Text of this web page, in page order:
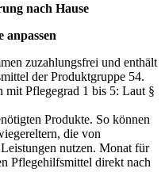
nach Hause
anpassen
zuzahlungsfrei und enthält
der Produktgruppe 54.
mit Pflegegrad 1 bis 5: Laut §
Produkte. So können
die von
nutzen. Monat für
Pflegehilfsmittel direkt nach